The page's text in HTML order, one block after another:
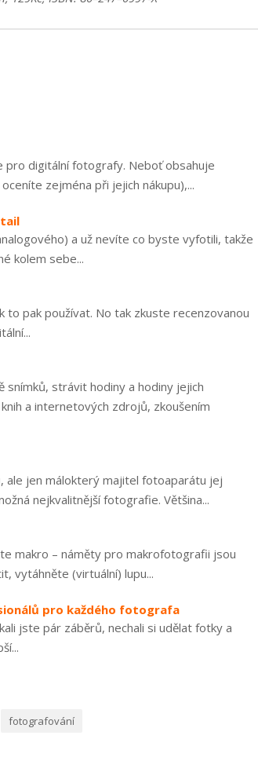
digitální fotografy. Neboť obsahuje
zejména při jejich nákupu),...
a už nevíte co byste vyfotili, takže
kolem sebe...
to pak používat. No tak zkuste recenzovanou
strávit hodiny a hodiny jejich
a internetových zdrojů, zkoušením
ale jen málokterý majitel fotoaparátu jej
nejkvalitnější fotografie. Většina...
makro – náměty pro makrofotografii jsou
vytáhněte (virtuální) lupu...
pro každého fotografa
jste pár záběrů, nechali si udělat fotky a
fotografování